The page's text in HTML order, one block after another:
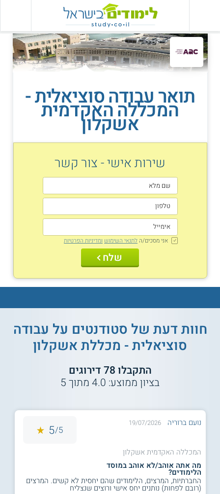
תואר עבודה סוציאלית -
המכללה האקדמית
אשקלון
שירות אישי - צור קשר
אני מסכים/ה לתנאי השימוש ומדיניות הפרטיות
שלח
חוות דעת של סטודנטים על עבודה
סוציאלית - מכללת אשקלון
התקבלו 78דירוגים
בציון ממוצע: 4.0מתוך5
נועם ברוריה 19/07/2026
5/
5
המכללה האקדמית אשקלון
מה אתה אוהב/לא אוהב במוסד
הלימודים?
החברתיות, המרצים, הלימודים שהם יחסית לא קשים. המרצים
(רובם לפחות) נותנים יחס אישי ורוצים שנצליח